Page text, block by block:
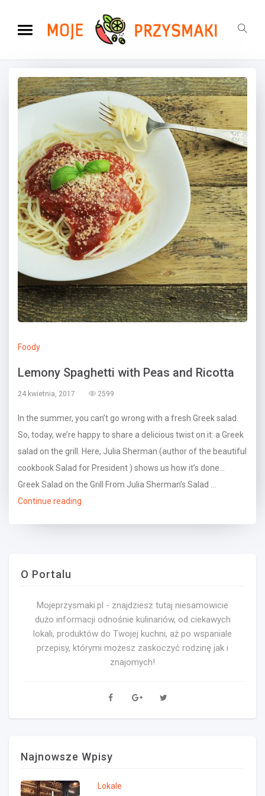
Foody
Lemony Spaghetti with Peas and Ricotta
24 kwietnia, 2017 2599
In the summer, you can’t go wrong with a fresh Greek salad.
So, today, we’re happy to share a delicious twist on it: a Greek
salad on the grill. Here, Julia Sherman (author of the beautiful
cookbook Salad for President ) shows us how it’s done…
Greek Salad on the Grill From Julia Sherman’s Salad …
Continue reading
O Portalu
Mojeprzysmaki.pl - znajdziesz tutaj niesamowicie
dużo informacji odnośnie kulinariów, od ciekawych
lokali, produktów do Twojej kuchni, aż po wspaniale
przepisy, którymi możesz zaskoczyć rodzinę jak i
znajomych!
Najnowsze Wpisy
Lokale